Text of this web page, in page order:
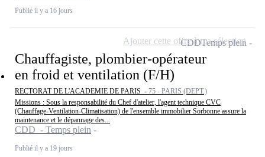
Publié il y a 16 jours
Chauffagiste, plombier-opérateur
en froid et ventilation (F/H)
RECTORAT DE L'ACADEMIE DE PARIS - 75 - PARIS (DEPT.)
Missions : Sous la responsabilité du Chef d'atelier, l'agent technique CVC
(Chauffage-Ventilation-Climatisation) de l'ensemble immobilier Sorbonne assure la
maintenance et le dépannage des...
CDD - Temps plein
Publié il y a 19 jours
CDDTemps plein
Ajouter cette offre à ma sélection